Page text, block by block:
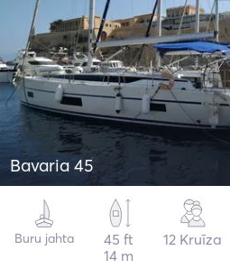
Bavaria 45
Buru jahta
45 ft
14 m
12 Kruīza